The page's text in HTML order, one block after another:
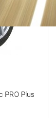
PRO Plus